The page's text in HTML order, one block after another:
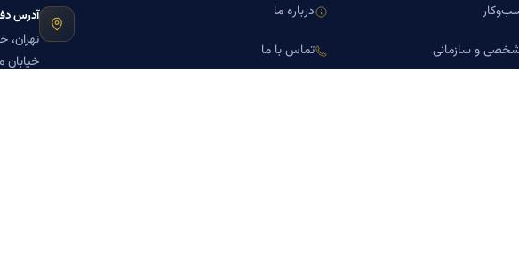
شخصی و سازمانی
درباره ما
تماس با ما
آدرس
تهران،
خیابان